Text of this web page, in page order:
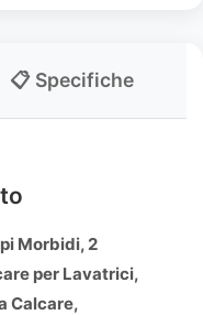
📋 Specifiche
Morbidi, 2
per Lavatrici,
Calcare,